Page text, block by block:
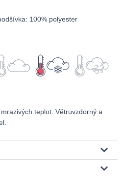
100% polyester
teplot. Větruvzdorný a